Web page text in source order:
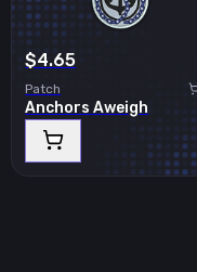
$4.65
Patch
Anchors Aweigh